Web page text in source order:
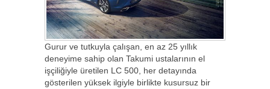
Gurur ve tutkuyla çalışan, en az 25 yıllık
deneyime sahip olan Takumi ustalarının el
işçiliğiyle üretilen LC 500, her detayında
gösterilen yüksek ilgiyle birlikte kusursuz bir